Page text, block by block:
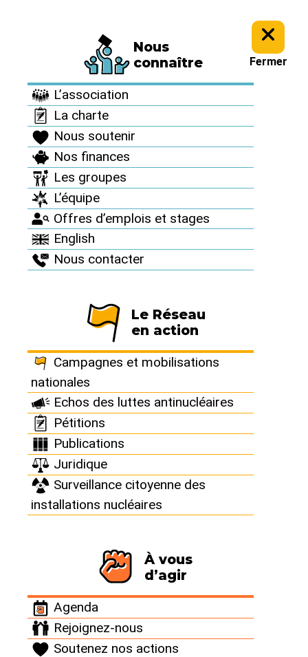
Nous
connaître
L’association
La charte
Nous soutenir
Nos finances
Les groupes
L’équipe
Offres d’emplois et stages
English
Nous contacter
Le Réseau
en action
Campagnes et mobilisations
nationales
Echos des luttes antinucléaires
Pétitions
Publications
Juridique
Surveillance citoyenne des
installations nucléaires
À vous
d’agir
Agenda
Rejoignez-nous
Soutenez nos actions
Fermer
METTONS FIN À
L’HÉCATOMBE INVISIBLE !
Protégeons le vivant ! Imposons un suivi
annuel obligatoire de la mortalité induite
par les prélèvements d’eau des centrales
nucléaires !
Je signe la pétition
Actualités
NOS COMMUNIQUÉS DE PRESSE
thermiques des centrales
nucléaires, un enjeu
environnemental longtemps
sous-estimé